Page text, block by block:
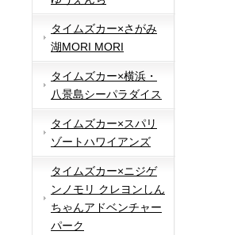
タイムズカー×さがみ
湖MORI MORI
タイムズカー×横浜・
八景島シーパラダイス
タイムズカー×スパリ
ゾートハワイアンズ
タイムズカー×ニジゲ
ンノモリ クレヨンしん
ちゃんアドベンチャー
パーク